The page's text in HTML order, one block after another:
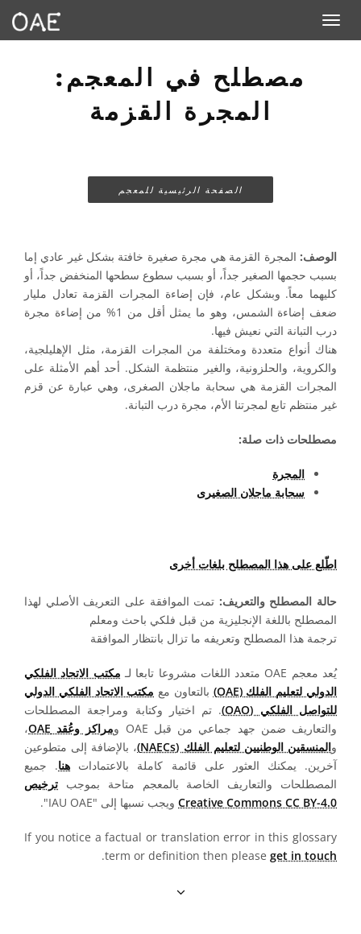
Toggle navigation
مصطلح في المعجم:
المجرة القزمة
الصفحة الرئيسية للمعجم
الوصف: المجرة القزمة هي مجرة صغيرة خافتة بشكل غير عادي إما
بسبب حجمها الصغير جداً، أو بسبب سطوع سطحها المنخفض جداً، أو
كليهما معاً. وبشكل عام، فإن إضاءة المجرات القزمة تعادل مليار
ضعف إضاءة الشمس، وهو ما يمثل أقل من 1% من إضاءة مجرة
درب التبانة التي نعيش فيها.
هناك أنواع متعددة ومختلفة من المجرات القزمة، مثل الإهليلجية،
والكروية، والحلزونية، والغير منتظمة الشكل. أحد أهم الأمثلة على
المجرات القزمة هي سحابة ماجلان الصغرى، وهي عبارة عن قزم
غير منتظم تابع لمجرتنا الأم، مجرة درب التبانة.
مصطلحات ذات صلة:
المجرة
سحابة ماجلان الصغيرى
اطّلع على هذا المصطلح بلغات أخرى
حالة المصطلح والتعريف: تمت الموافقة على التعريف الأصلي لهذا
المصطلح باللغة الإنجليزية من قبل فلكي باحث ومعلم
ترجمة هذا المصطلح وتعريفه ما تزال بانتظار الموافقة
يُعد معجم OAE متعدد اللغات مشروعا تابعا لـ
مكتب الاتحاد الفلكي
الدولي لتعليم الفلك (OAE)
بالتعاون مع مكتب الاتحاد الفلكي الدولي
للتواصل الفلكي (OAO)
. تم اختيار وكتابة ومراجعة المصطلحات
والتعاريف ضمن جهد جماعي من قبل OAE و
مراكز وعُقد OAE
،
والمنسقين الوطنيين لتعليم الفلك (NAECs)
، بالإضافة إلى متطوعين
آخرين. يمكنك العثور على قائمة كاملة بالاعتمادات هنا. جميع
المصطلحات والتعاريف الخاصة بالمعجم متاحة بموجب ترخيص
Creative Commons CC BY-4.0 ويجب نسبها إلى "IAU OAE".
If you notice a factual or translation error in this glossary
term or definition then please get in touch
.